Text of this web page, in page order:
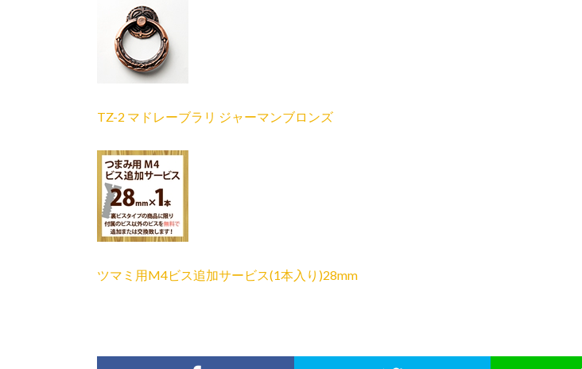
TZ-2 マドレーブラリ ジャーマンブロンズ
ツマミ用M4ビス追加サービス(1本入り)28mm